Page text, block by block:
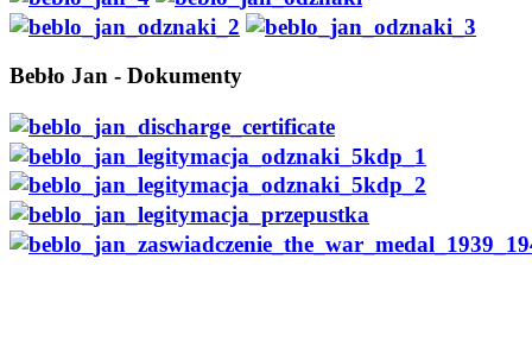
Bebło Jan - Dokumenty